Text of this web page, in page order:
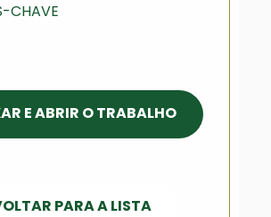
CHAVE
E ABRIR O TRABALHO
PARA A LISTA